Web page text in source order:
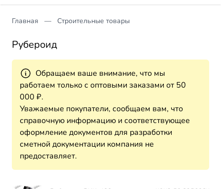
Главная Строительные товары
Рубероид
Обращаем ваше внимание, что мы
работаем только с оптовыми заказами от 50
000 ₽.
Уважаемые покупатели, сообщаем вам, что
справочную информацию и соответствующее
оформление документов для разработки
сметной документации компания не
предоставляет.